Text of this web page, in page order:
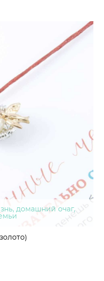
домашний очаг,